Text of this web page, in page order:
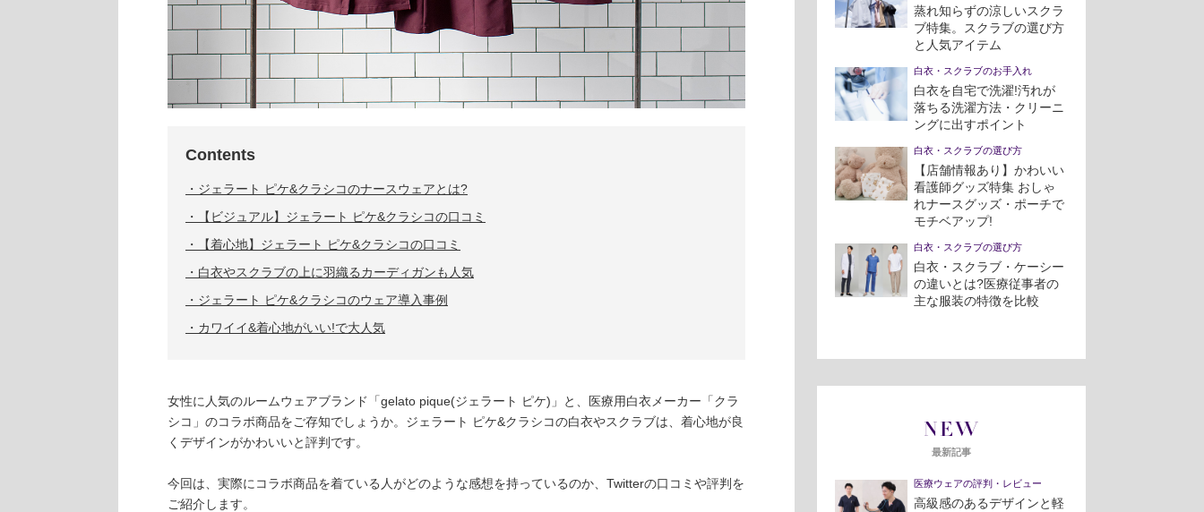
Contents
ジェラート ピケ&クラシコのナースウェアとは?
【ビジュアル】ジェラート ピケ&クラシコの口コミ
【着心地】ジェラート ピケ&クラシコの口コミ
白衣やスクラブの上に羽織るカーディガンも人気
ジェラート ピケ&クラシコのウェア導入事例
カワイイ&着心地がいい!で大人気
女性に人気のルームウェアブランド「gelato pique(ジェラート ピケ)」と、医療用白衣メーカー「クラ
シコ」のコラボ商品をご存知でしょうか。ジェラート ピケ&クラシコの白衣やスクラブは、着心地が良
くデザインがかわいいと評判です。
今回は、実際にコラボ商品を着ている人がどのような感想を持っているのか、Twitterの口コミや評判を
ご紹介します。
蒸れ知らずの涼しいスクラ
ブ特集。スクラブの選び方
と人気アイテム
白衣・スクラブのお手入れ
白衣を自宅で洗濯!汚れが
落ちる洗濯方法・クリーニ
ングに出すポイント
白衣・スクラブの選び方
【店舗情報あり】かわいい
看護師グッズ特集 おしゃ
れナースグッズ・ポーチで
モチベアップ!
白衣・スクラブの選び方
白衣・スクラブ・ケーシー
の違いとは?医療従事者の
主な服装の特徴を比較
NEW
最新記事
医療ウェアの評判・レビュー
高級感のあるデザインと軽